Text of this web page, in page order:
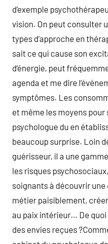
d’exemple
vision. On peut consulter
types d’approche en
sait ce qui cause son
d’énergie, peut
agenda et me dire
symptômes. Les
et même les moyens
psychologue du en
beaucoup surprise. Loin
guérisseur, il a une
les risques
soignants à découvrir
métier paisiblement,
au paix intérieur… De quoi
des envies reçues